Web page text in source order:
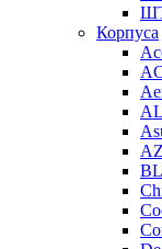
Корпуса